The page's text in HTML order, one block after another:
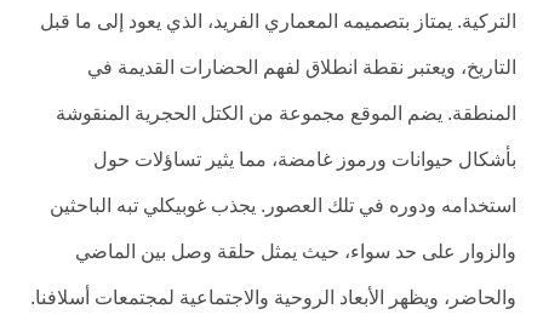
التركية. يمتاز بتصميمه المعماري الفريد، الذي يعود إلى ما قبل
التاريخ، ويعتبر نقطة انطلاق لفهم الحضارات القديمة في
المنطقة. يضم الموقع مجموعة من الكتل الحجرية المنقوشة
بأشكال حيوانات ورموز غامضة، مما يثير تساؤلات حول
استخدامه ودوره في تلك العصور. يجذب غوبيكلي تبه الباحثين
والزوار على حد سواء، حيث يمثل حلقة وصل بين الماضي
والحاضر، ويظهر الأبعاد الروحية والاجتماعية لمجتمعات أسلافنا.